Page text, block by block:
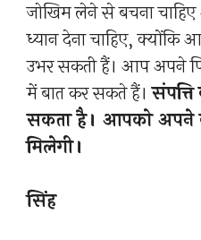
जोखिम लेने से बचना
ध्यान देना चाहिए, क्योंकि
उभर सकती हैं। आप अपने
में बात कर सकते हैं।
सकता है। आपको अपने
मिलेगी।
सिंह